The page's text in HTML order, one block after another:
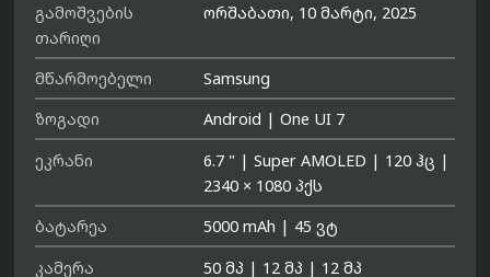
გამოშვების
თარიღი
ორშაბათი, 10 მარტი, 2025
მწარმოებელი
Samsung
ზოგადი
Android | One UI 7
ეკრანი
6.7 " | Super AMOLED | 120 ჰც |
2340 × 1080 პქს
ბატარეა
5000 mAh | 45 ვტ
კამერა
50 მპ | 12 მპ | 12 მპ